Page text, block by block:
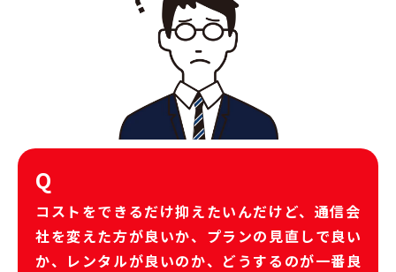
Q
コストをできるだけ抑えたいんだけど、通信会
社を変えた方が良いか、プランの見直しで良い
か、レンタルが良いのか、どうするのが一番良